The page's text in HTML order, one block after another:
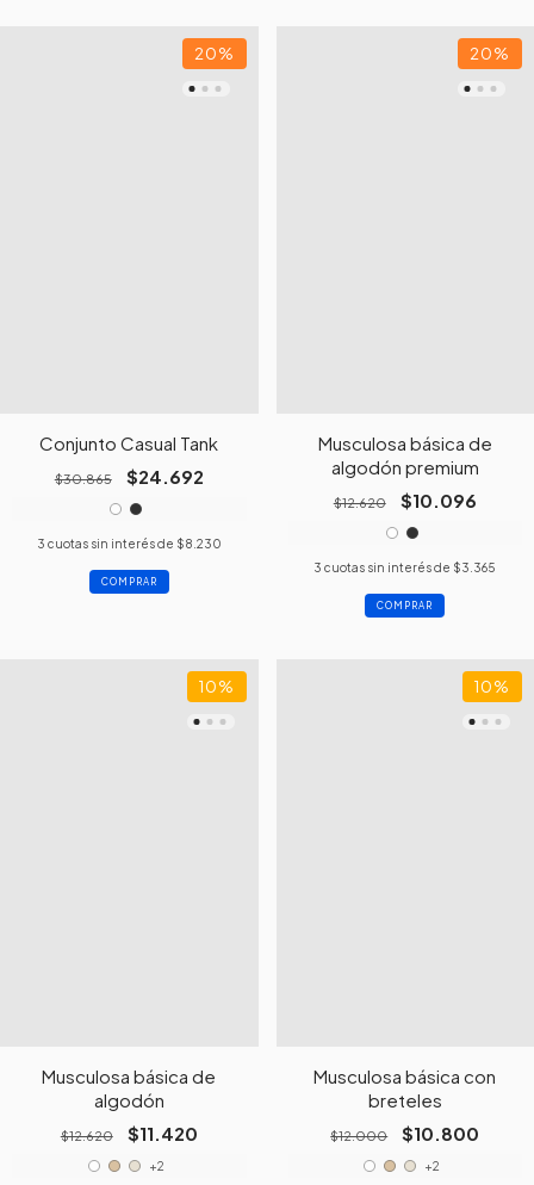
20%
Conjunto Casual Tank
$30.865 $24.692
3 cuotas sin interés de $8.230
COMPRAR
20%
Musculosa básica de
algodón premium
$12.620 $10.096
3 cuotas sin interés de $3.365
COMPRAR
10%
Musculosa básica de
algodón
$12.620 $11.420
+2
10%
Musculosa básica con
breteles
$12.000 $10.800
+2